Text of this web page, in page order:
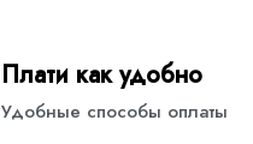
Плати как удобно
Удобные способы оплаты